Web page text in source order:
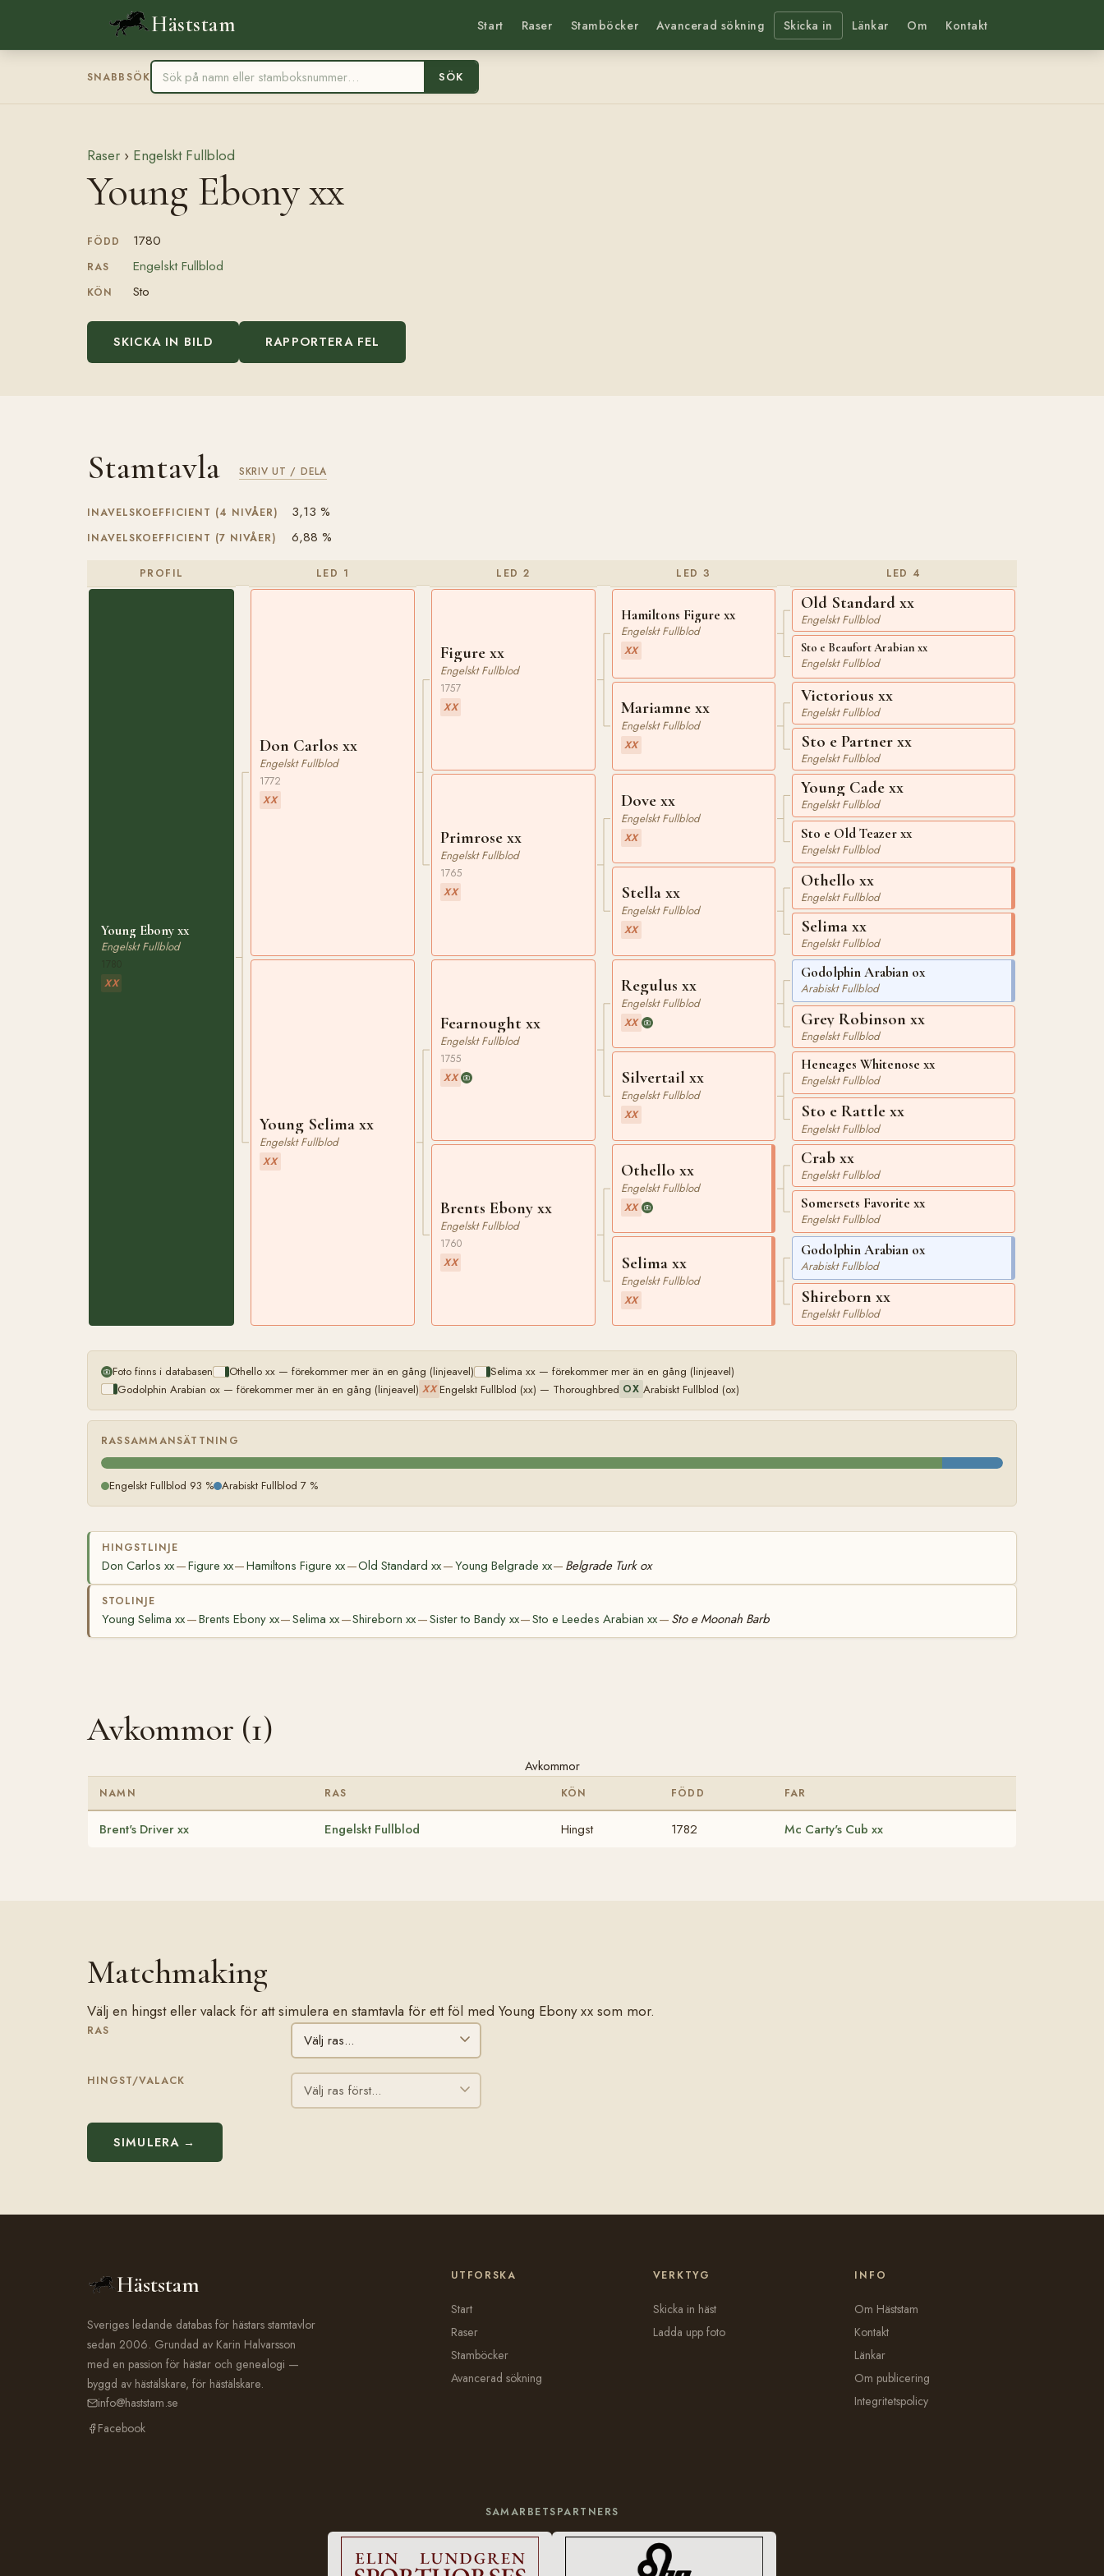
Häststam Start Raser Stamböcker Avancerad sökning Skicka in Länkar Om Kontakt
SNABBSÖK SÖK
Raser › Engelskt Fullblod
Young Ebony xx
FÖDD 1780
RAS Engelskt Fullblod
KÖN Sto
SKICKA IN BILD RAPPORTERA FEL
Stamtavla SKRIV UT / DELA
INAVELSKOEFFICIENT (4 NIVÅER) 3,13 %
INAVELSKOEFFICIENT (7 NIVÅER) 6,88 %
PROFIL
Young Ebony xx
Engelskt Fullblod
XX
LED 1
Don Carlos xx
Engelskt Fullblod
1772
XX
Young Selima xx
Engelskt Fullblod
XX
LED 2
Figure xx
Engelskt Fullblod
1757
XX
Primrose xx
Engelskt Fullblod
1765
XX
Fearnought xx
Engelskt Fullblod
1755
XX
Brents Ebony xx
Engelskt Fullblod
1760
XX
LED 3
Hamiltons Figure xx
Engelskt Fullblod
XX
Mariamne xx
Engelskt Fullblod
XX
Dove xx
Engelskt Fullblod
XX
Stella xx
Engelskt Fullblod
XX
Regulus xx
Engelskt Fullblod
XX
Silvertail xx
Engelskt Fullblod
XX
Othello xx
Engelskt Fullblod
XX
Selima xx
Engelskt Fullblod
XX
LED 4
Old Standard xx
Engelskt Fullblod
Sto e Beaufort Arabian xx
Engelskt Fullblod
Victorious xx
Engelskt Fullblod
Sto e Partner xx
Engelskt Fullblod
Young Cade xx
Engelskt Fullblod
Sto e Old Teazer xx
Engelskt Fullblod
Othello xx
Engelskt Fullblod
Selima xx
Engelskt Fullblod
Godolphin Arabian ox
Arabiskt Fullblod
Grey Robinson xx
Engelskt Fullblod
Heneages Whitenose xx
Engelskt Fullblod
Sto e Rattle xx
Engelskt Fullblod
Crab xx
Engelskt Fullblod
Somersets Favorite xx
Engelskt Fullblod
Godolphin Arabian ox
Arabiskt Fullblod
Shireborn xx
Engelskt Fullblod
Foto finns i databasen Othello xx — förekommer mer än en gång (linjeavel)
Selima xx — förekommer mer än en gång (linjeavel)
Godolphin Arabian ox — förekommer mer än en gång (linjeavel) XX Engelskt Fullblod (xx) — Thoroughbred OX Arabiskt Fullblod (ox)
RASSAMMANSÄTTNING
Engelskt Fullblod 93 % Arabiskt Fullblod 7 %
HINGSTLINJE
Don Carlos xx—Figure xx—Hamiltons Figure xx—Old Standard xx—Young Belgrade xx— Belgrade Turk ox
STOLINJE
Young Selima xx—Brents Ebony xx—Selima xx—Shireborn xx—Sister to Bandy xx—Sto e Leedes Arabian xx— Sto e Moonah Barb
Avkommor (1)
Avkommor
NAMN RAS KÖN FÖDD FAR
Brent's Driver xx Engelskt Fullblod Hingst 1782 Mc Carty's Cub xx
Matchmaking
Välj en hingst eller valack för att simulera en stamtavla för ett föl med Young Ebony xx som mor.
RAS
HINGST/VALACK
SIMULERA →
Häststam
Sveriges ledande databas för hästars stamtavlor
sedan 2006. Grundad av Karin Halvarsson
med en passion för hästar och genealogi —
byggd av hästälskare, för hästälskare.
info@haststam.se
Facebook
UTFORSKA
Start
Raser
Stamböcker
Avancerad sökning
VERKTYG
Skicka in häst
Ladda upp foto
INFO
Om Häststam
Kontakt
Länkar
Om publicering
Integritetspolicy
SAMARBETSPARTNERS